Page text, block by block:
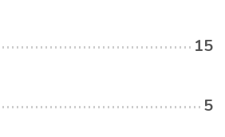
15
5